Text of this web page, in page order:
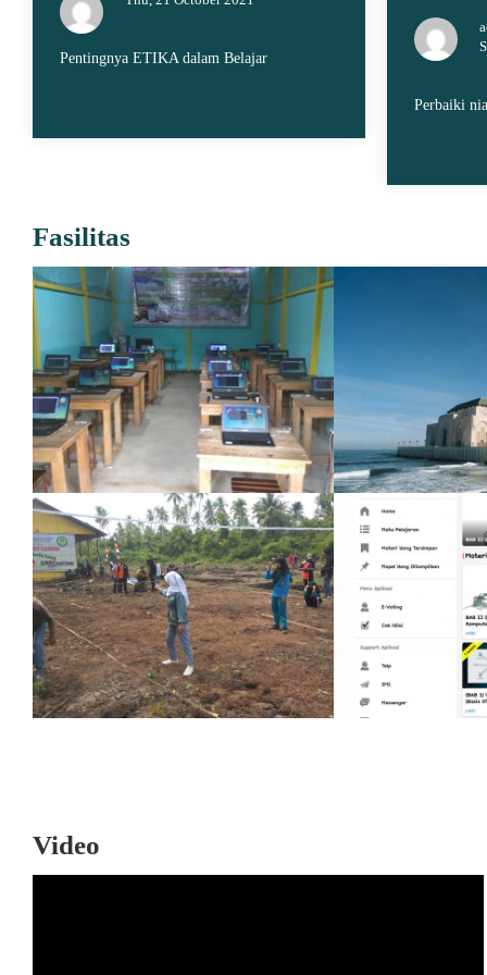
Pentingnya ETIKA dalam Belajar
Perbaiki
Fasilitas
Video